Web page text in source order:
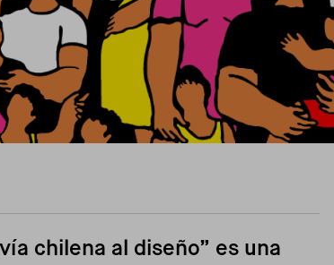
chilena al diseño” es una